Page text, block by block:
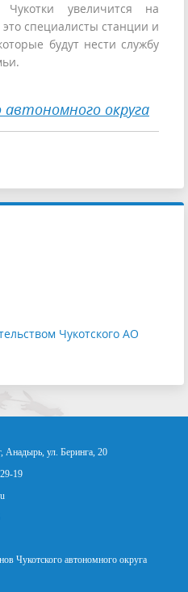
Чукотки увеличится на
специалисты станции и
будут нести службу
округа
Чукотского АО
Анадырь, ул. Беринга, 20
19
Чукотского автономного округа